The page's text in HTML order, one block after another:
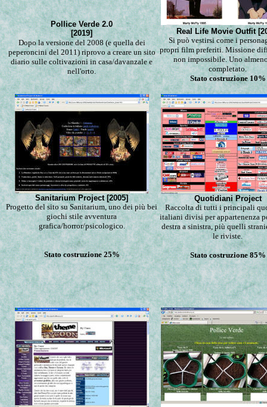
Pollice Verde 2.0
[2019]
Dopo la versione del 2008 (e quella dei
peperoncini del 2011) riprovo a creare un sito
diario sulle coltivazioni in casa/davanzale e
nell'orto.
Real Life Movie Outfit
Si può vestirsi come i
propri film preferiti. Missione
non impossibile. Uno
completato.
Stato costruzione 10%
Sanitarium Project [2005]
Progetto del sito su Sanitarium, uno dei più bei
giochi stile avventura
grafica/horror/psicologico.
Stato costruzione 25%
Quotidiani Project
Raccolta di tutti i principali
italiani divisi per appartenenza
destra a sinistra, più quelli
le riviste.
Stato costruzione 85%